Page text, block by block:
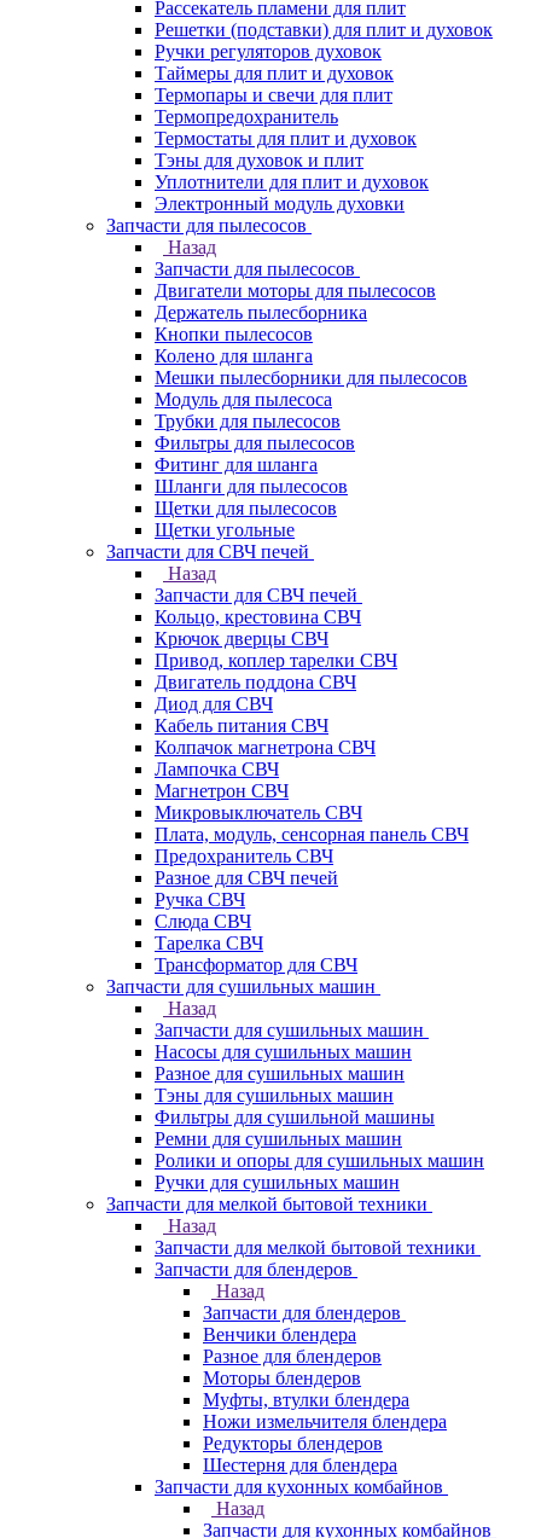
Рассекатель пламени для плит
Решетки (подставки) для плит и духовок
Ручки регуляторов духовок
Таймеры для плит и духовок
Термопары и свечи для плит
Термопредохранитель
Термостаты для плит и духовок
Тэны для духовок и плит
Уплотнители для плит и духовок
Электронный модуль духовки
Запчасти для пылесосов
Назад
Запчасти для пылесосов
Двигатели моторы для пылесосов
Держатель пылесборника
Кнопки пылесосов
Колено для шланга
Мешки пылесборники для пылесосов
Модуль для пылесоса
Трубки для пылесосов
Фильтры для пылесосов
Фитинг для шланга
Шланги для пылесосов
Щетки для пылесосов
Щетки угольные
Запчасти для СВЧ печей
Назад
Запчасти для СВЧ печей
Кольцо, крестовина СВЧ
Крючок дверцы СВЧ
Привод, коплер тарелки СВЧ
Двигатель поддона СВЧ
Диод для СВЧ
Кабель питания СВЧ
Колпачок магнетрона СВЧ
Лампочка СВЧ
Магнетрон СВЧ
Микровыключатель СВЧ
Плата, модуль, сенсорная панель СВЧ
Предохранитель СВЧ
Разное для СВЧ печей
Ручка СВЧ
Слюда СВЧ
Тарелка СВЧ
Трансформатор для СВЧ
Запчасти для сушильных машин
Назад
Запчасти для сушильных машин
Насосы для сушильных машин
Разное для сушильных машин
Тэны для сушильных машин
Фильтры для сушильной машины
Ремни для сушильных машин
Ролики и опоры для сушильных машин
Ручки для сушильных машин
Запчасти для мелкой бытовой техники
Назад
Запчасти для мелкой бытовой техники
Запчасти для блендеров
Назад
Запчасти для блендеров
Венчики блендера
Разное для блендеров
Моторы блендеров
Муфты, втулки блендера
Ножи измельчителя блендера
Редукторы блендеров
Шестерня для блендера
Запчасти для кухонных комбайнов
Назад
Запчасти для кухонных комбайнов